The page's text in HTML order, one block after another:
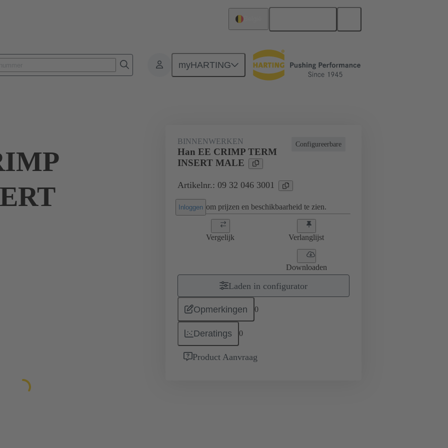
myHARTING
binnenwerkenMonoblok-binnenwerken Voor industriële toepassingen
Configureerbare
BINNENWERKEN
Han EE CRIMP TERM
INSERT MALE
Artikelnr.: 09 32 046 3001
Inloggen om prijzen en beschikbaarheid te zien.
Vergelijk Verlanglijst
Downloaden
Laden in configurator
Opmerkingen 0
Deratings 0
Product Aanvraag